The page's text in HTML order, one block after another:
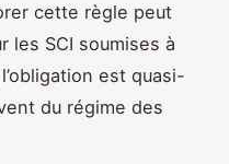
cette règle peut
les SCI soumises à
est quasi-
du régime des